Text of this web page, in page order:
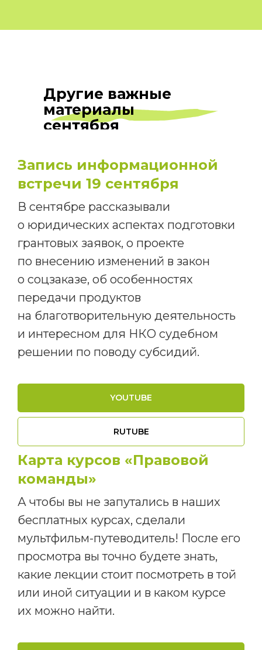
Другие важные
материалы
сентября
Запись информационной
встречи 19 сентября
В сентябре рассказывали
о юридических аспектах подготовки
грантовых заявок, о проекте
по внесению изменений в закон
о соцзаказе, об особенностях
передачи продуктов
на благотворительную деятельность
и интересном для НКО судебном
решении по поводу субсидий.
YOUTUBE
RUTUBE
Карта курсов «Правовой
команды»
А чтобы вы не запутались в наших
бесплатных курсах, сделали
мультфильм-путеводитель! После его
просмотра вы точно будете знать,
какие лекции стоит посмотреть в той
или иной ситуации и в каком курсе
их можно найти.
Контакты
Услуги
С 10:00 до 18:00
времени
Г. Москва, ул.
д. 4, помещ. 1/2
@lawteamrussia
+7 (499) 686-13-19
@lawteamrussia
info@ngo-law.ru
Правовая команда